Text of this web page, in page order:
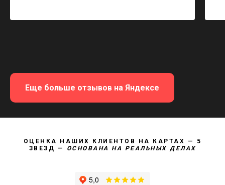
Еще больше отзывов на Яндексе
ОЦЕНКА НАШИХ КЛИЕНТОВ НА КАРТАХ — 5
ЗВЕЗД —
ОСНОВАНА НА РЕАЛЬНЫХ ДЕЛАХ